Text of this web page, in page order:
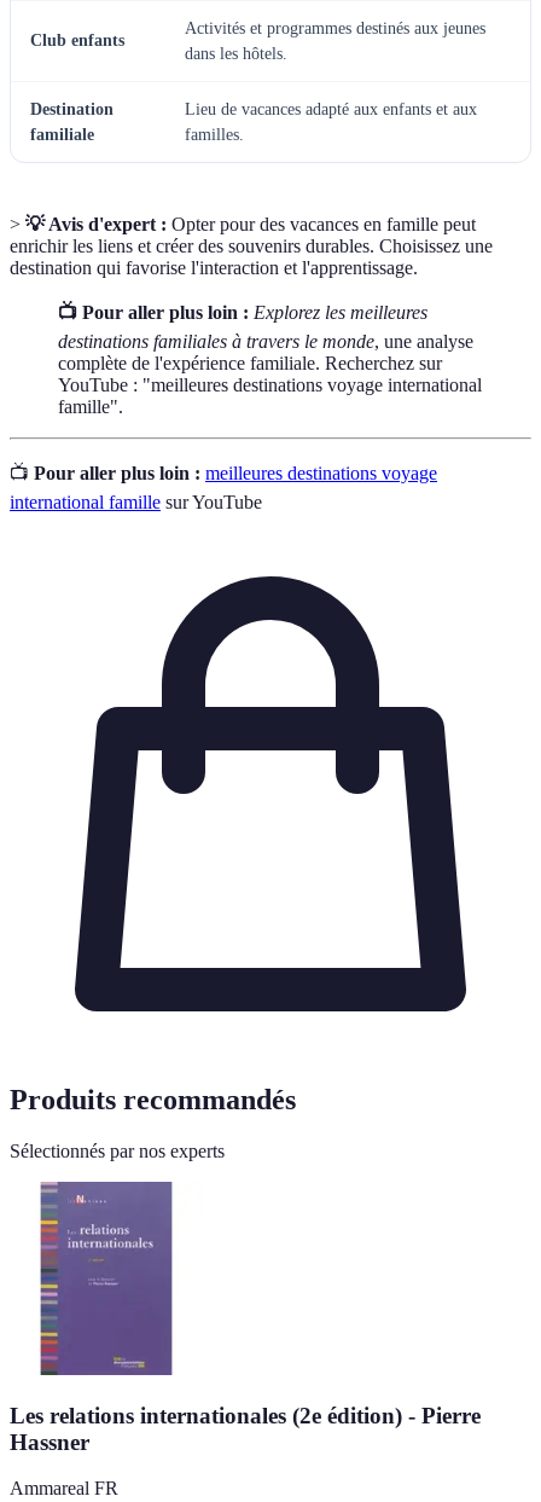
Club enfants
Activités et programmes destinés aux jeunes
dans les hôtels.
Destination
familiale
Lieu de vacances adapté aux enfants et aux
familles.
> 💡 Avis d'expert : Opter pour des vacances en famille peut
enrichir les liens et créer des souvenirs durables. Choisissez une
destination qui favorise l'interaction et l'apprentissage.
📺 Pour aller plus loin : Explorez les meilleures
destinations familiales à travers le monde, une analyse
complète de l'expérience familiale. Recherchez sur
YouTube : "meilleures destinations voyage international
famille".
📺 Pour aller plus loin : meilleures destinations voyage
international famille sur YouTube
Produits recommandés
Sélectionnés par nos experts
Les relations internationales (2e édition) - Pierre
Hassner
Ammareal FR